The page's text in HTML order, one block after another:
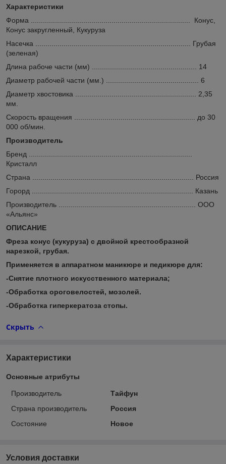
Характеристики
Форма ............................................................................... Конус,
Конус закругленный, Кукуруза
Насечка ............................................................................. Грубая
(зеленая)
Длина рабоче части (мм) .................................................... 14
Диаметр рабочей части (мм.) .............................................. 6
Диаметр хвостовика ............................................................ 2,35
мм.
Скорость вращения ............................................................ до 30
000 об/мин.
Производитель
Бренд .................................................................................
Кристалл
Страна ................................................................................ Россия
Горорд ................................................................................ Казань
Производитель .................................................................... ООО
«Альянс»
ОПИСАНИЕ
Фреза конус (кукуруза) с двойной крестообразной
нарезкой, грубая.
Применяется в аппаратном маникюре и педикюре для:
-Снятие плотного искусственного материала;
-Обработка ороговелостей, мозолей.
-Обработка гиперкератоза стопы.
Скрыть
Характеристики
Основные атрибуты
Производитель
Тайфун
Страна производитель
Россия
Состояние
Новое
Условия доставки